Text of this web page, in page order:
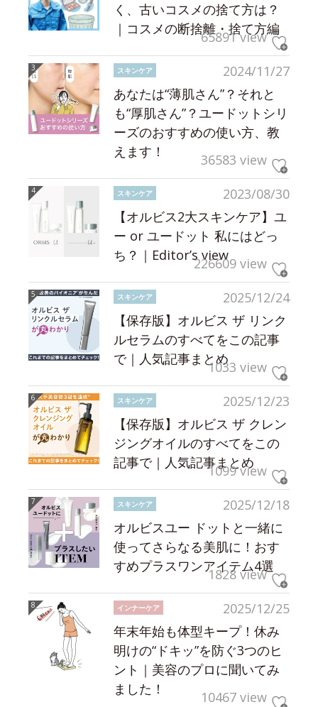
く、古いコスメの捨て方は？
｜コスメの断捨離・捨て方編
65891 view
2024/11/27
スキンケア
あなたは“薄肌さん”？それと
も“厚肌さん”？ユードットシリ
ーズのおすすめの使い方、教
えます！
36583 view
2023/08/30
スキンケア
【オルビス2大スキンケア】ユ
ー or ユードット 私にはどっ
ち？｜Editor’s view226609 view
2025/12/24
スキンケア
【保存版】オルビス ザ リンク
ルセラムのすべてをこの記事
で｜人気記事まとめ1033 view
2025/12/23
スキンケア
【保存版】オルビス ザ クレン
ジングオイルのすべてをこの
記事で｜人気記事まとめ
1099 view
2025/12/18
スキンケア
オルビスユー ドットと一緒に
使ってさらなる美肌に！おす
すめプラスワンアイテム4選
1828 view
2025/12/25
インナーケア
年末年始も体型キープ！休み
明けの“ドキッ”を防ぐ3つのヒ
ント｜美容のプロに聞いてみ
ました！
10467 view